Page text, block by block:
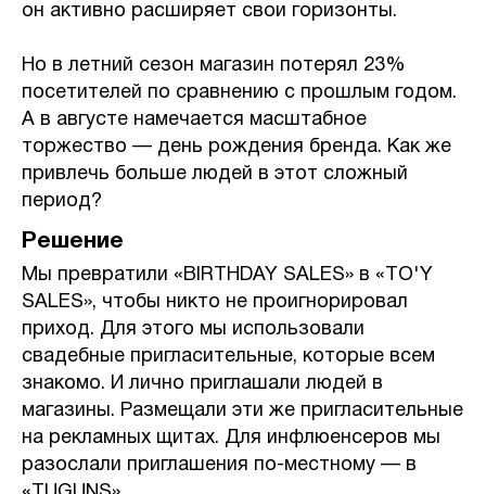
он активно расширяет свои горизонты.
Но в летний сезон магазин потерял 23%
посетителей по сравнению с прошлым годом.
А в августе намечается масштабное
торжество — день рождения бренда. Как же
привлечь больше людей в этот сложный
период?
Решение
Мы превратили «BIRTHDAY SALES» в «TO'Y
SALES», чтобы никто не проигнорировал
приход. Для этого мы использовали
свадебные пригласительные, которые всем
знакомо. И лично приглашали людей в
магазины. Размещали эти же пригласительные
на рекламных щитах. Для инфлюенсеров мы
разослали приглашения по-местному — в